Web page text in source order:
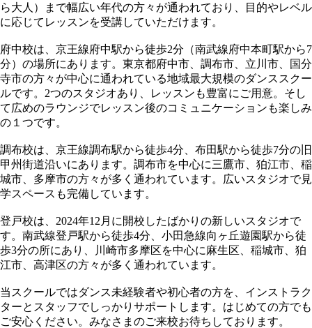
ら大人）まで幅広い年代の方々が通われており、目的やレベル
に応じてレッスンを受講していただけます。
府中校は、京王線府中駅から徒歩2分（南武線府中本町駅から7
分）の場所にあります。東京都府中市、調布市、立川市、国分
寺市の方々が中心に通われている地域最大規模のダンススクー
ルです。2つのスタジオあり、レッスンも豊富にご用意。そし
て広めのラウンジでレッスン後のコミュニケーションも楽しみ
の１つです。
調布校は、京王線調布駅から徒歩4分、布田駅から徒歩7分の旧
甲州街道沿いにあります。調布市を中心に三鷹市、狛江市、稲
城市、多摩市の方々が多く通われています。広いスタジオで見
学スペースも完備しています。
登戸校は、2024年12月に開校したばかりの新しいスタジオで
す。南武線登戸駅から徒歩4分、小田急線向ヶ丘遊園駅から徒
歩3分の所にあり、川崎市多摩区を中心に麻生区、稲城市、狛
江市、高津区の方々が多く通われています。
当スクールではダンス未経験者や初心者の方を、インストラク
ターとスタッフでしっかりサポートします。はじめての方でも
ご安心ください。みなさまのご来校お待ちしております。